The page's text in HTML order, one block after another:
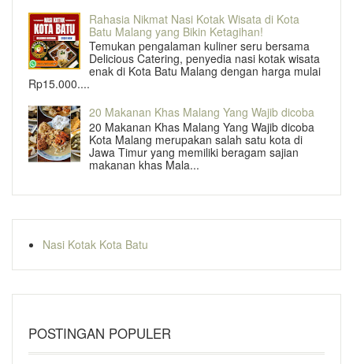
Rahasia Nikmat Nasi Kotak Wisata di Kota
Batu Malang yang Bikin Ketagihan!
Temukan pengalaman kuliner seru bersama
Delicious Catering, penyedia nasi kotak wisata
enak di Kota Batu Malang dengan harga mulai
Rp15.000....
20 Makanan Khas Malang Yang Wajib dicoba
20 Makanan Khas Malang Yang Wajib dicoba
Kota Malang merupakan salah satu kota di
Jawa Timur yang memiliki beragam sajian
makanan khas Mala...
Nasi Kotak Kota Batu
POSTINGAN POPULER